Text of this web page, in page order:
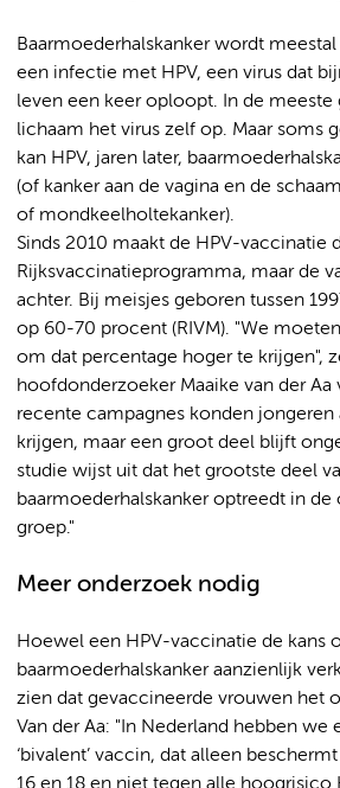
Baarmoederhalskanker wordt
een infectie met HPV, een virus dat
leven een keer oploopt. In de
lichaam het virus zelf op. Maar soms
kan HPV, jaren later,
(of kanker aan de vagina en de
of mondkeelholtekanker).
Sinds 2010 maakt de HPV-vaccinatie
Rijksvaccinatieprogramma, maar de
achter. Bij meisjes geboren tussen
op 60-70 procent (RIVM). "We
om dat percentage hoger te krijgen",
hoofdonderzoeker Maaike van der Aa
recente campagnes konden jongeren
krijgen, maar een groot deel blijft
studie wijst uit dat het grootste deel
baarmoederhalskanker optreedt in
groep."
Meer onderzoek nodig
Hoewel een HPV-vaccinatie de kans
baarmoederhalskanker aanzienlijk
zien dat gevaccineerde vrouwen het
Van der Aa: "In Nederland hebben we
‘bivalent’ vaccin, dat alleen
16 en 18 en niet tegen alle hoogrisico